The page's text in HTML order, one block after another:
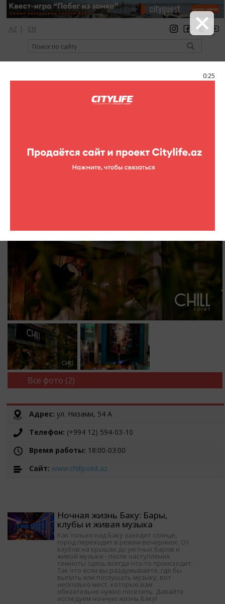
0:25
AZ | EN
регистрация вход Citylife Magazine
Chill Point
Все фото (2)
Адрес: ул. Низами, 54 A
Телефон: (+994 12) 594-03-10
Время работы: 18:00-03:00
Cайт: www.chillpoint.az
Ночная жизнь Баку: Бары,
клубы и живая музыка
Как только над Баку заходит солнце,
город переходит в режим вечеринок. От
клубов на крышах до уютных баров и
живой музыки - после наступления
темноты здесь всегда что-то происходит.
Так что если вы раздумываете, где бы
выпить или послушать музыку, вот
несколько мест, которые вам
обязательно нужно посетить. Давайте
исследуем ночную жизнь Баку!